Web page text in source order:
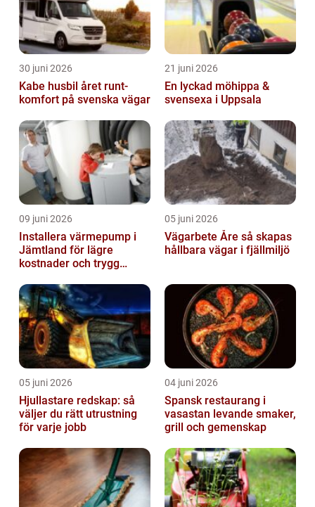
30 juni 2026
Kabe husbil året runt-
komfort på svenska vägar
21 juni 2026
En lyckad möhippa &
svensexa i Uppsala
09 juni 2026
Installera värmepump i
Jämtland för lägre
kostnader och trygg
05 juni 2026
Vägarbete Åre så skapas
hållbara vägar i fjällmiljö
05 juni 2026
Hjullastare redskap: så
väljer du rätt utrustning
för varje jobb
04 juni 2026
Spansk restaurang i
vasastan levande smaker,
grill och gemenskap